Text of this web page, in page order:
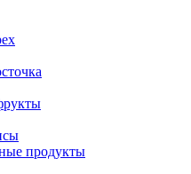
продукты